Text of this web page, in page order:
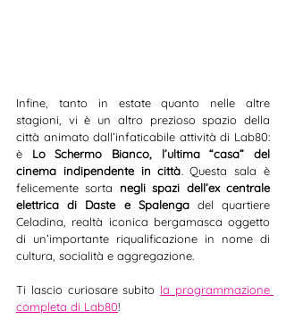
Infine, tanto in estate quanto nelle altre
stagioni, vi è un altro prezioso spazio della
città animato dall’infaticabile attività di Lab80:
è Lo Schermo Bianco, l’ultima “casa” del
cinema indipendente in città. Questa sala è
felicemente sorta negli spazi dell’ex centrale
elettrica di Daste e Spalenga del quartiere
Celadina, realtà iconica bergamasca oggetto
di un’importante riqualificazione in nome di
cultura, socialità e aggregazione.
Ti lascio curiosare subito la programmazione
completa di Lab80!